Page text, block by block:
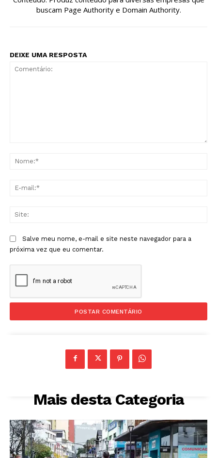
buscam Page Authority e Domain Authority.
DEIXE UMA RESPOSTA
Salve meu nome, e-mail e site neste navegador para a
próxima vez que eu comentar.
Mais desta Categoria